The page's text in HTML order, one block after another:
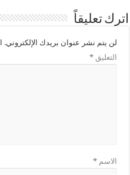
اترك تعليقاً
لن يتم نشر عنوان بريدك الإلكتروني.
التعليق*
الاسم*